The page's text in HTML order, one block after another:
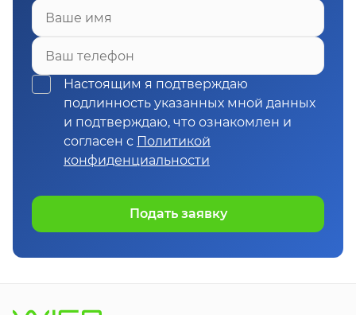
Ваше имя
Ваш телефон
Настоящим я подтверждаю
подлинность указанных мной данных
и подтверждаю, что ознакомлен и
согласен с Политикой
конфиденциальности
Подать заявку